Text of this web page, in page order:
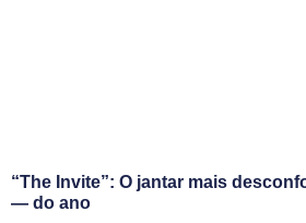
“The Invite”: O jantar mais
— do ano